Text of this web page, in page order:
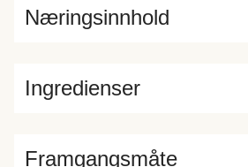
Ingredienser
Næringsinnhold
Framgangsmåte